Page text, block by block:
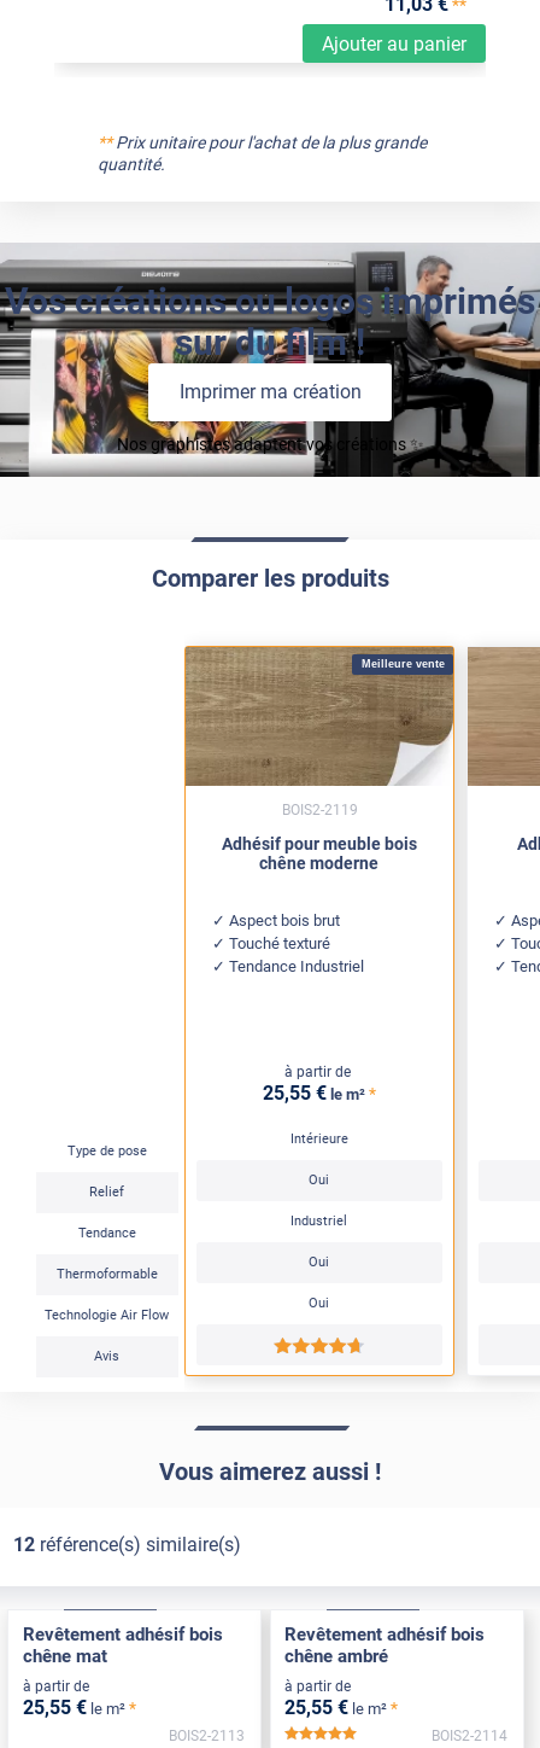
Ajouter au panier
11 ,03 €**
**Prix unitaire pour l'achat de la plus grande
quantité.
Vos créations ou logos imprimés
sur du film !
Imprimer ma création
Nos graphistes adaptent vos créations ✨
Comparer les produits
Type de pose
Relief
Tendance
Thermoformable
Technologie Air Flow
Avis
Meilleure vente
Adhésif pour meuble bois
chêne moderne
Aspect bois brut
Touché texturé
Tendance Industriel
à partir de
25,55 € le m² *
Intérieure
Oui
Industriel
Oui
Oui
*****
BOIS2-2119
Vous aimerez aussi !
12référence(s) similaire(s)
Revêtement adhésif bois
chêne mat
à partir de
25,55 € le m² *
BOIS2-2113
Revêtement adhésif bois
chêne ambré
à partir de
25,55 € le m² *
BOIS2-2114